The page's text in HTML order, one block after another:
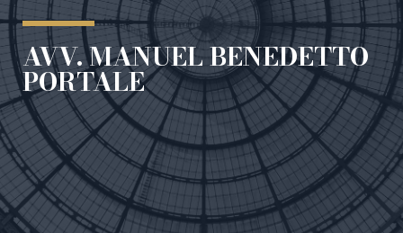
AVV. MANUEL BENEDETTO
PORTALE